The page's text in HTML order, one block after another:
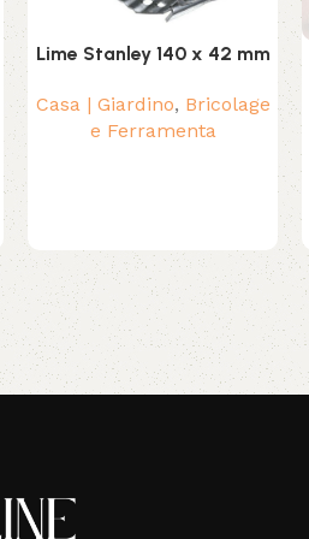
Lime Stanley 140 x 42 mm
Casa | Giardino, Bricolage
e Ferramenta